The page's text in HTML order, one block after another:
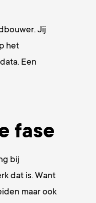
Jij
het
Een
fase
bij
dat is. Want
maar ook